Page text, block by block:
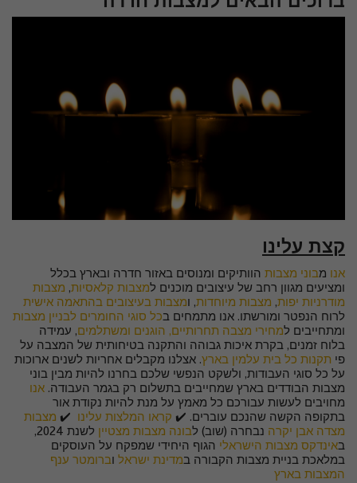
קצת עלינו
אנו מבוני מצבות הוותיקים ומנוסים באזור חדרה ובארץ בכלל
ומציעים מגוון רחב של עיצובים מוכנים למצבות קלאסיות, מצבות
מודרניות יפות, מצבות מיוחדות, ומצבות בעיצובים בהתאמה אישית
לרוח הנפטר ומורשתו. אנו מתמחים בכל סוגי החומרים לבניין מצבות
ומתחייבים למחירי מצבה תחרותיים, הוגנים ומשתלמים, עמידה
בלוח זמנים, בקרת איכות גבוהה והתקנה בטיחותית של המצבה על
פי תקנות כל בית עלמין בארץ. אצלנו מקבלים אחריות לשנים ארוכות
על כל סוגי העבודות, ולשקט הנפשי שלכם בחרנו להיות מבין בוני
מצבות הבודדים בארץ שמחייבים בתשלום רק בגמר העבודה. אנו
מחויבים לעשות עבורכם כל מאמץ על מנת להיות נקודת אור
בתקופה הקשה שהנכם עוברים. ✔️ קראו המלצות עלינו ✔️ מצבות
מצדה אבן יקרה נבחרה (שוב) לבונה מצבות מצטיין
לשנת 2024,
באינדקס מצבות הישראלי הגוף היחידי שמפקח על העוסקים
במלאכת בניית מצבות הקבורה במדינת ישראל וברומטר ענף
המצבות בארץ